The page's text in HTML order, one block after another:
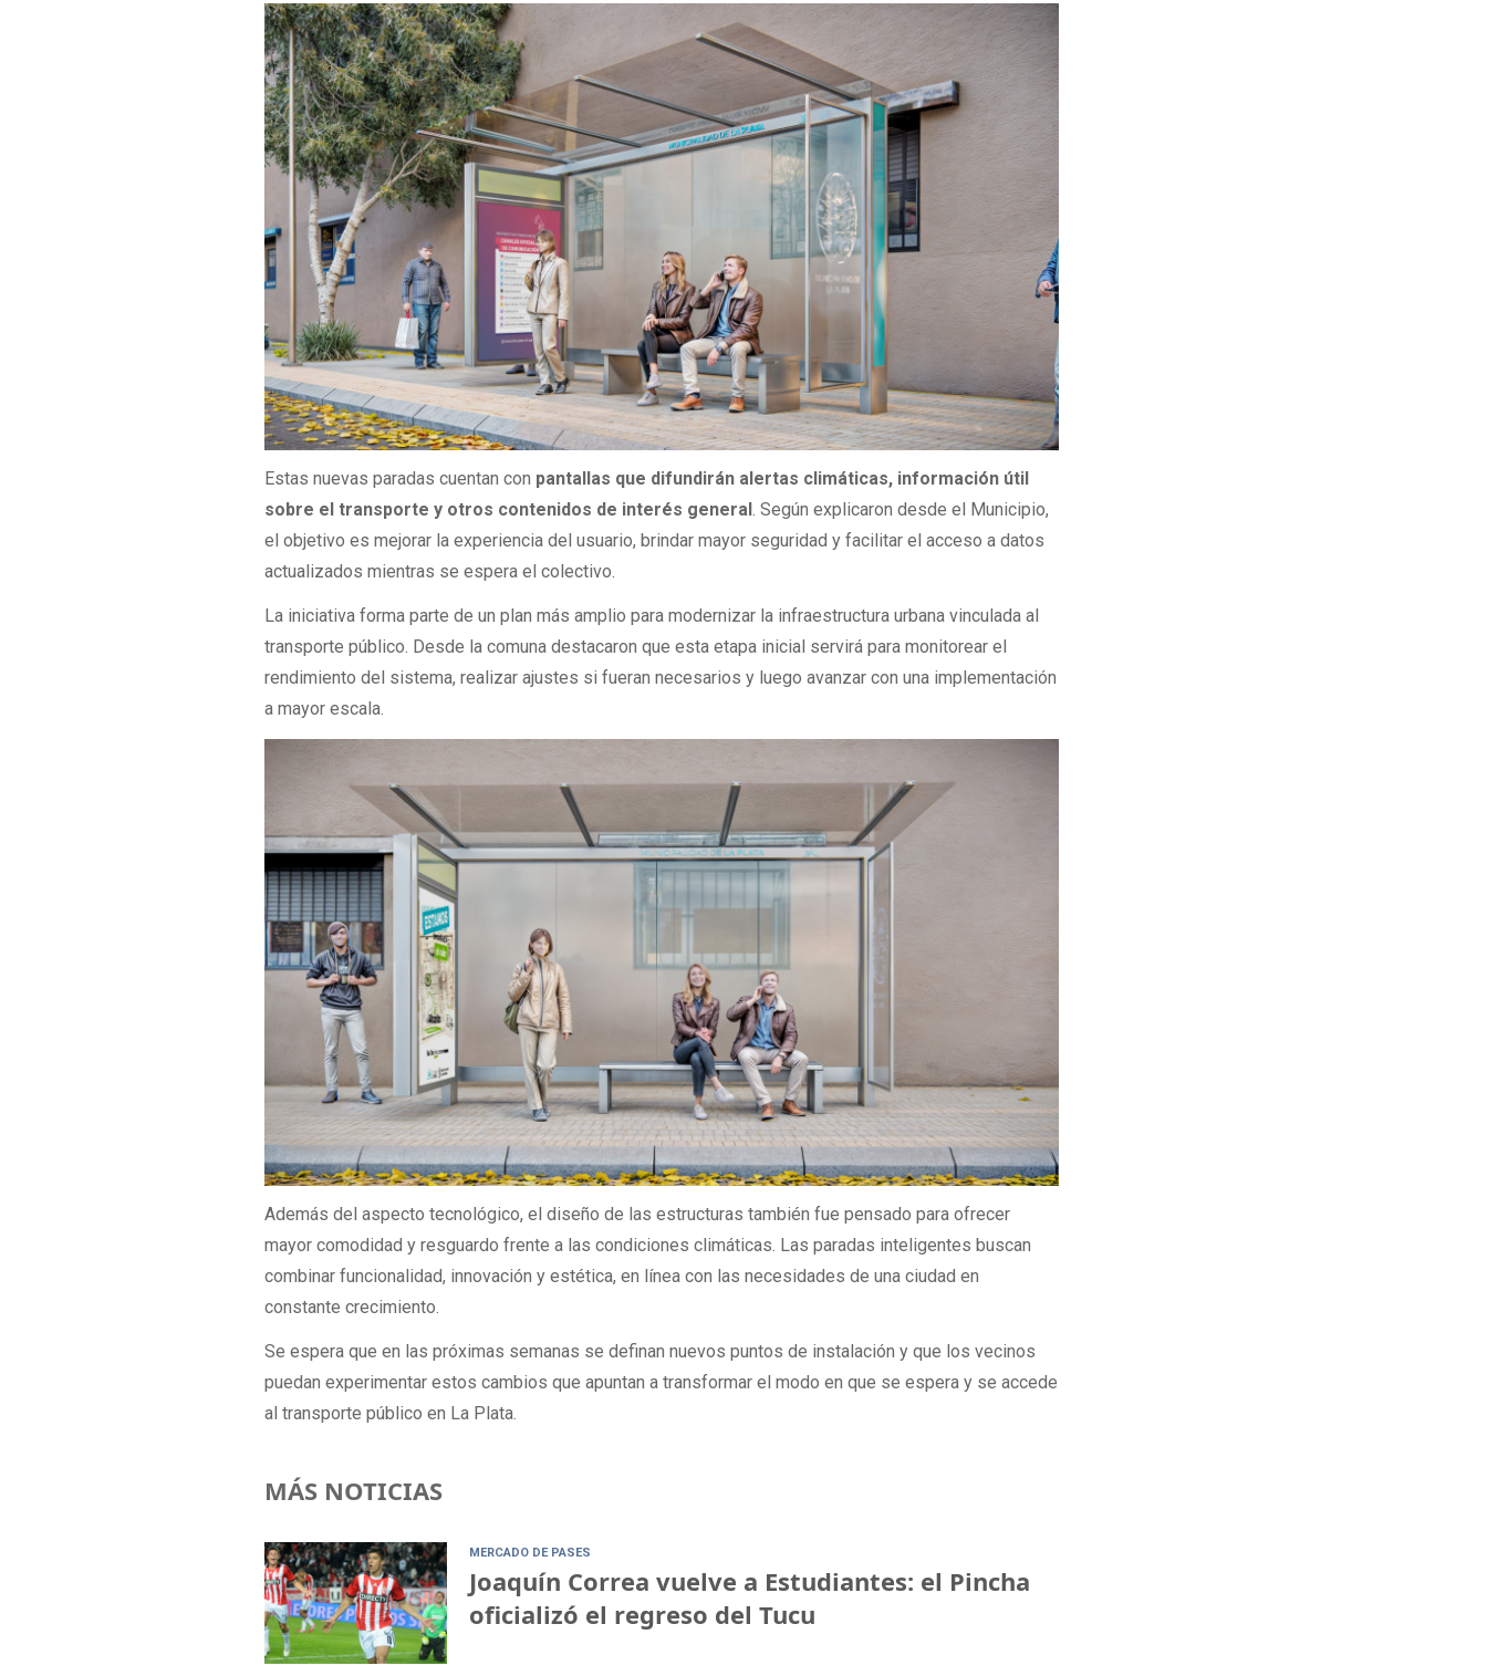
Estas nuevas paradas cuentan con pantallas que difundirán alertas climáticas, información útil
sobre el transporte y otros contenidos de interés general. Según explicaron desde el Municipio,
el objetivo es mejorar la experiencia del usuario, brindar mayor seguridad y facilitar el acceso a datos
actualizados mientras se espera el colectivo.
La iniciativa forma parte de un plan más amplio para modernizar la infraestructura urbana vinculada al
transporte público. Desde la comuna destacaron que esta etapa inicial servirá para monitorear el
rendimiento del sistema, realizar ajustes si fueran necesarios y luego avanzar con una implementación
a mayor escala.
Además del aspecto tecnológico, el diseño de las estructuras también fue pensado para ofrecer
mayor comodidad y resguardo frente a las condiciones climáticas. Las paradas inteligentes buscan
combinar funcionalidad, innovación y estética, en línea con las necesidades de una ciudad en
constante crecimiento.
Se espera que en las próximas semanas se definan nuevos puntos de instalación y que los vecinos
puedan experimentar estos cambios que apuntan a transformar el modo en que se espera y se accede
al transporte público en La Plata.
MÁS NOTICIAS
MERCADO DE PASES
Joaquín Correa vuelve a Estudiantes: el Pincha
oficializó el regreso del Tucu